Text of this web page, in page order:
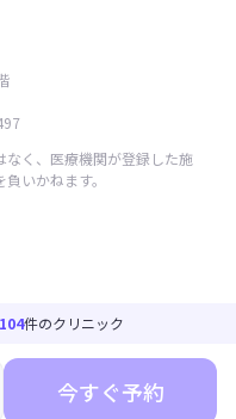
件のクリニック
今すぐ予約
く、医療機関が登録した施
いかねます。